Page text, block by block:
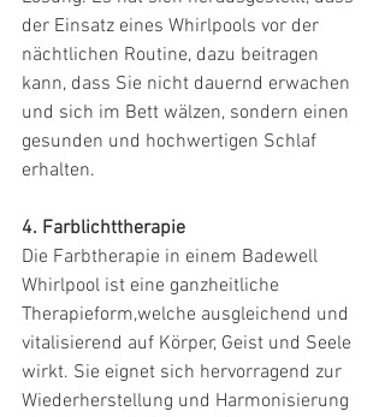
der Einsatz eines Whirlpools vor der
nächtlichen Routine, dazu beitragen
kann, dass Sie nicht dauernd erwachen
und sich im Bett wälzen, sondern einen
gesunden und hochwertigen Schlaf
erhalten.
4. Farblichttherapie
Die Farbtherapie in einem Badewell
Whirlpool ist eine ganzheitliche
Therapieform,welche ausgleichend und
vitalisierend auf Körper, Geist und Seele
wirkt. Sie eignet sich hervorragend zur
Wiederherstellung und Harmonisierung